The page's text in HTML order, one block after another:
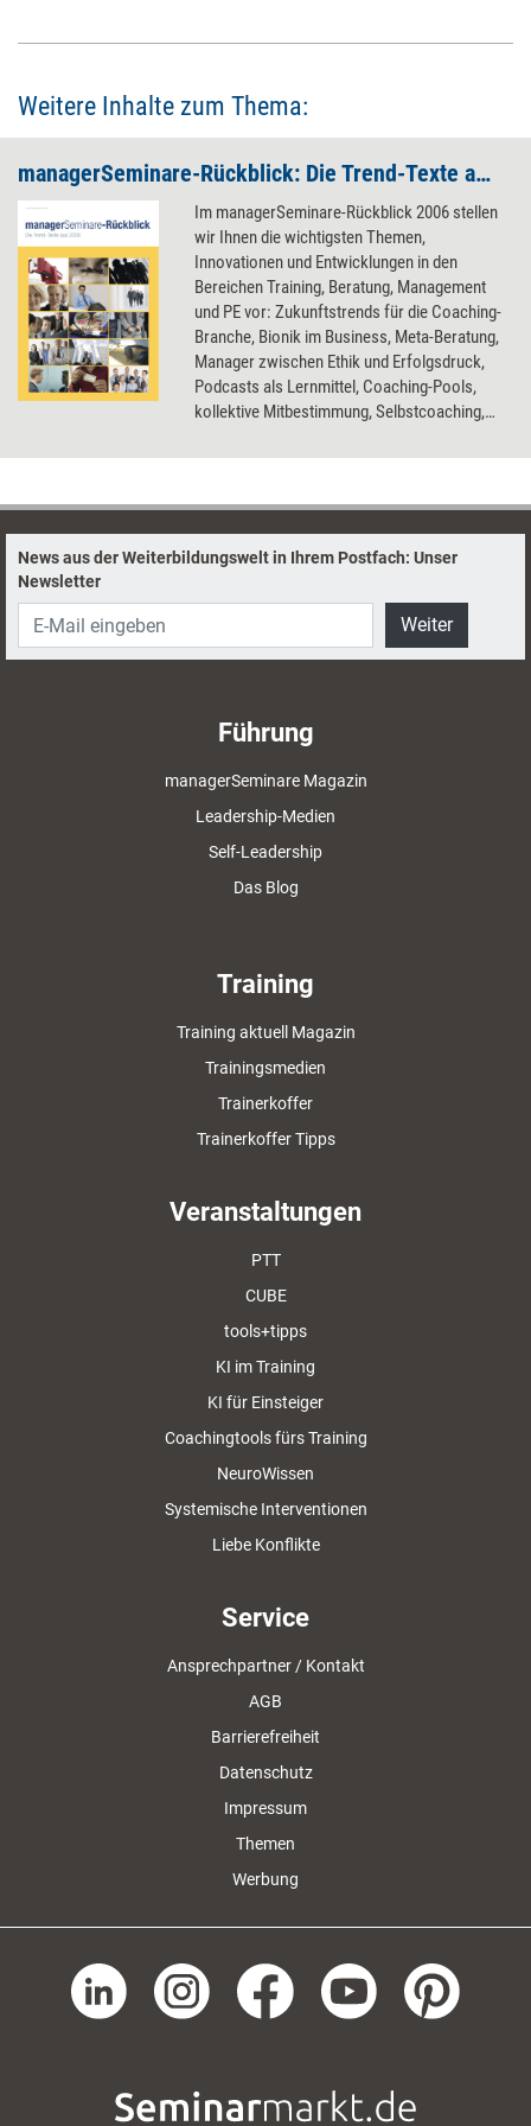
Weitere Inhalte zum Thema:
managerSeminare-Rückblick: Die Trend-Texte aus 2006
Im managerSeminare-Rückblick 2006 stellen
wir Ihnen die wichtigsten Themen,
Innovationen und Entwicklungen in den
Bereichen Training, Beratung, Management
und PE vor: Zukunftstrends für die Coaching-
Branche, Bionik im Business, Meta-Beratung,
Manager zwischen Ethik und Erfolgsdruck,
Podcasts als Lernmittel, Coaching-Pools,
kollektive Mitbestimmung, Selbstcoaching,
Gleichbehandlungsgesetz, Spiritualität im
interkulturelles Coaching,
demografieorientierte Personalentwicklung
und Unternehmensberater in der Kritik.
News aus der Weiterbildungswelt in Ihrem Postfach: Unser
Newsletter
Weiter
Führung
managerSeminare Magazin
Leadership-Medien
Self-Leadership
Das Blog
Training
Training aktuell Magazin
Trainingsmedien
Trainerkoffer
Trainerkoffer Tipps
Veranstaltungen
PTT
CUBE
tools+tipps
KI im Training
KI für Einsteiger
Coachingtools fürs Training
NeuroWissen
Systemische Interventionen
Liebe Konflikte
Service
Ansprechpartner / Kontakt
AGB
Barrierefreiheit
Datenschutz
Impressum
Themen
Werbung